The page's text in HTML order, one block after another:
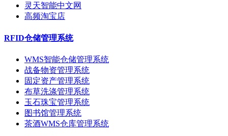
灵天智能中文网
高频淘宝店
RFID仓储管理系统
WMS智能仓储管理系统
战备物资管理系统
固定资产管理系统
布草洗涤管理系统
玉石珠宝管理系统
图书馆管理系统
茶酒WMS仓库管理系统